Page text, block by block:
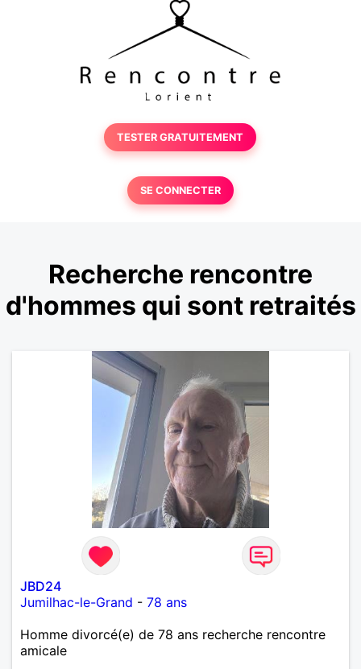
TESTER GRATUITEMENT
SE CONNECTER
Recherche rencontre
d'hommes qui sont retraités
JBD24
Jumilhac-le-Grand - 78 ans
Homme divorcé(e) de 78 ans recherche rencontre
amicale